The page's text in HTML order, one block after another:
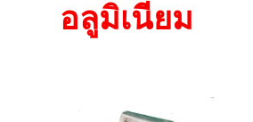
อลูมิเนียม